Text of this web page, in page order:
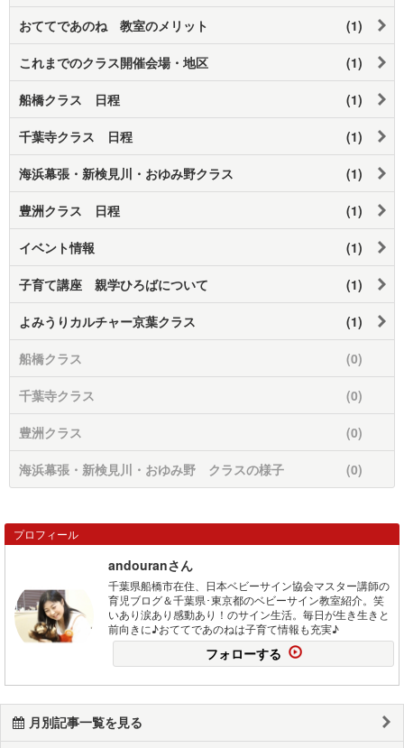
おててであのね 教室のメリット (1)
これまでのクラス開催会場・地区 (1)
船橋クラス 日程 (1)
千葉寺クラス 日程 (1)
海浜幕張・新検見川・おゆみ野クラス (1)
豊洲クラス 日程 (1)
イベント情報 (1)
子育て講座 親学ひろばについて (1)
よみうりカルチャー京葉クラス (1)
船橋クラス (0)
千葉寺クラス (0)
豊洲クラス (0)
海浜幕張・新検見川・おゆみ野 クラスの様子 (0)
プロフィール
andouranさん
千葉県船橋市在住、日本ベビーサイン協会マスター講師の
育児ブログ＆千葉県･東京都のベビーサイン教室紹介。笑
いあり涙あり感動あり！のサイン生活。毎日が生き生きと
前向きに♪おててであのねは子育て情報も充実♪
フォローする
月別記事一覧を見る